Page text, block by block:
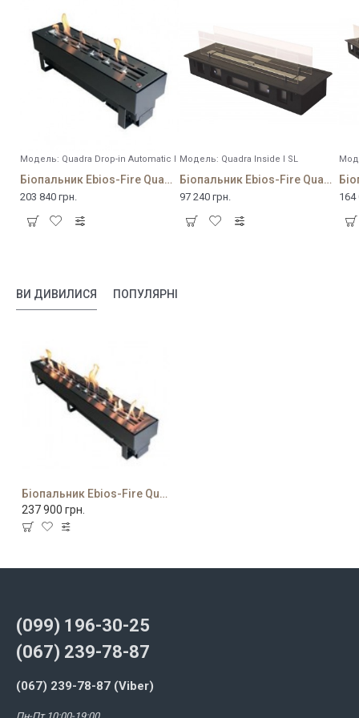
Модель: Quadra Drop-in Automatic I
Біопальник Ebios-Fire Quadra Drop-in Automatic I
203 840 грн.
Модель: Quadra Inside I SL
Біопальник Ebios-Fire Quadra Drop-in I
97 240 грн. 164
ВИ ДИВИЛИСЯ ПОПУЛЯРНІ
Біопальник Ebios-Fire Quadra Drop-in Automatic II
237 900 грн.
(099) 196-30-25
(067) 239-78-87
(067) 239-78-87 (Viber)